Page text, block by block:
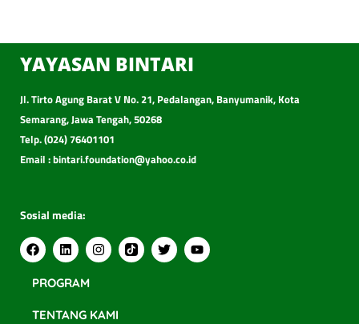
YAYASAN BINTARI
Jl. Tirto Agung Barat V No. 21, Pedalangan, Banyumanik, Kota
Semarang, Jawa Tengah, 50268
Telp. (024) 76401101
Email : bintari.foundation@yahoo.co.id
Sosial media:
PROGRAM
TENTANG KAMI